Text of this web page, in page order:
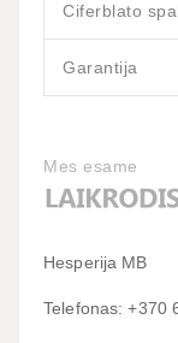
Ciferblato
Garantija
Mes esame
Hesperija MB
Telefonas: +370